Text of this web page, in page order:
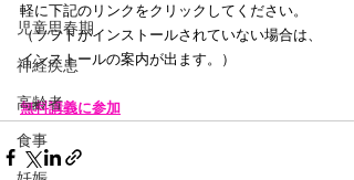
児童思春期
神経疾患
高齢者
食事
軽に下記のリンクをクリックしてください。
（ソフトがインストールされていない場合は、
インストールの案内が出ます。）
無料講義に参加